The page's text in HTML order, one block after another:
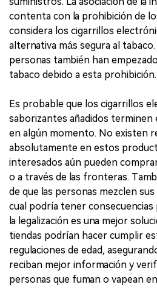
contenta con la prohibición de
considera los cigarrillos
alternativa más segura al tabaco.
personas también han
tabaco debido a esta prohibición.
Es probable que los cigarrillos
saborizantes añadidos terminen
en algún momento. No existen
absolutamente en estos
interesados aún pueden
o a través de las fronteras.
de que las personas mezclen
cual podría tener consecuencias
la legalización es una mejor
tiendas podrían hacer cumplir
regulaciones de edad,
reciban mejor información y
personas que fuman o vapean